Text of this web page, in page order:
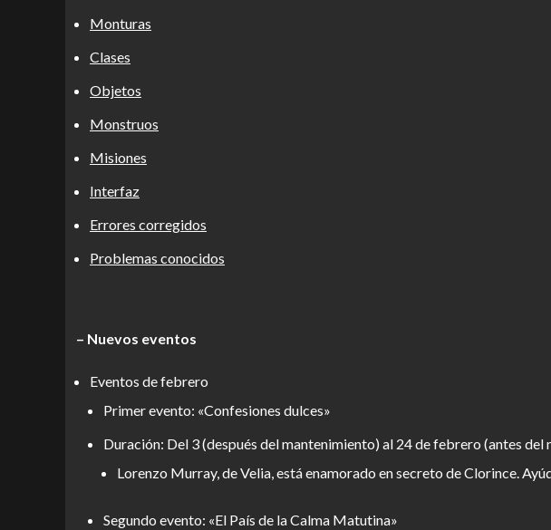
Monturas
Clases
Objetos
Monstruos
Misiones
Interfaz
Errores corregidos
Problemas conocidos
– Nuevos eventos
Eventos de febrero
Primer evento: «Confesiones dulces»
Duración: Del 3 (después del mantenimiento) al 24 de febrero (antes del
Lorenzo Murray, de Velia, está enamorado en secreto de Clorince.
Segundo evento: «El País de la Calma Matutina»